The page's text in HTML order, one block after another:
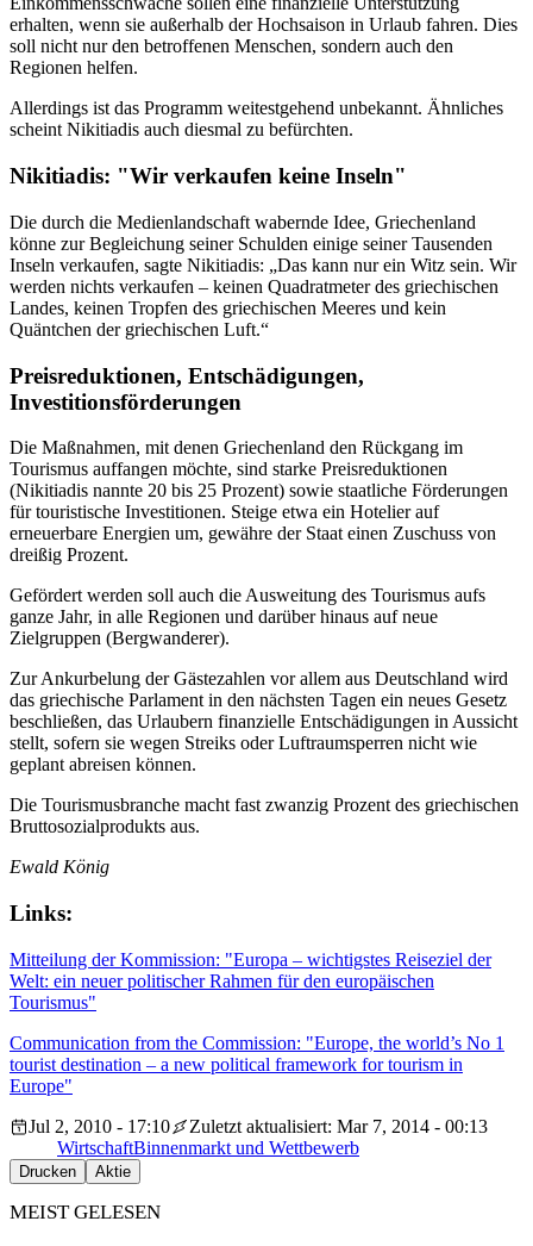
erhalten, wenn sie außerhalb der Hochsaison in Urlaub fahren. Dies
soll nicht nur den betroffenen Menschen, sondern auch den
Regionen helfen.
Allerdings ist das Programm weitestgehend unbekannt. Ähnliches
scheint Nikitiadis auch diesmal zu befürchten.
Nikitiadis: "Wir verkaufen keine Inseln"
Die durch die Medienlandschaft wabernde Idee, Griechenland
könne zur Begleichung seiner Schulden einige seiner Tausenden
Inseln verkaufen, sagte Nikitiadis: „Das kann nur ein Witz sein. Wir
werden nichts verkaufen – keinen Quadratmeter des griechischen
Landes, keinen Tropfen des griechischen Meeres und kein
Quäntchen der griechischen Luft.“
Preisreduktionen, Entschädigungen,
Investitionsförderungen
Die Maßnahmen, mit denen Griechenland den Rückgang im
Tourismus auffangen möchte, sind starke Preisreduktionen
(Nikitiadis nannte 20 bis 25 Prozent) sowie staatliche Förderungen
für touristische Investitionen. Steige etwa ein Hotelier auf
erneuerbare Energien um, gewähre der Staat einen Zuschuss von
dreißig Prozent.
Gefördert werden soll auch die Ausweitung des Tourismus aufs
ganze Jahr, in alle Regionen und darüber hinaus auf neue
Zielgruppen (Bergwanderer).
Zur Ankurbelung der Gästezahlen vor allem aus Deutschland wird
das griechische Parlament in den nächsten Tagen ein neues Gesetz
beschließen, das Urlaubern finanzielle Entschädigungen in Aussicht
stellt, sofern sie wegen Streiks oder Luftraumsperren nicht wie
geplant abreisen können.
Die Tourismusbranche macht fast zwanzig Prozent des griechischen
Bruttosozialprodukts aus.
Ewald König
Links:
Mitteilung der Kommission: "Europa – wichtigstes Reiseziel der
Welt: ein neuer politischer Rahmen für den europäischen
Tourismus"
Communication from the Commission: "Europe, the world’s No 1
tourist destination – a new political framework for tourism in
Europe"
Jul 2, 2010 - 17:10
Zuletzt aktualisiert: Mar 7, 2014 - 00:13
WirtschaftBinnenmarkt und Wettbewerb
Drucken Aktie
MEIST GELESEN